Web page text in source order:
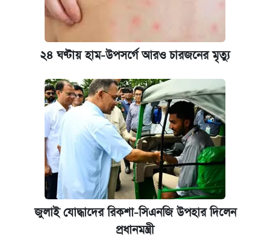
২৪ ঘণ্টায় হাম-উপসর্গে আরও চারজনের মৃত্যু
জুলাই যোদ্ধাদের রিকশা-সিএনজি উপহার দিলেন
প্রধানমন্ত্রী